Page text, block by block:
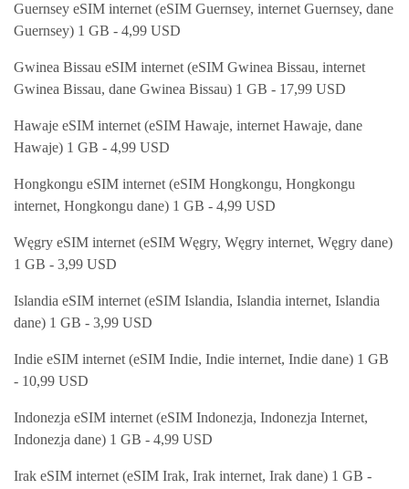
Guernsey eSIM internet (eSIM Guernsey, internet Guernsey, dane
Guernsey) 1 GB - 4,99 USD
Gwinea Bissau eSIM internet (eSIM Gwinea Bissau, internet
Gwinea Bissau, dane Gwinea Bissau) 1 GB - 17,99 USD
Hawaje eSIM internet (eSIM Hawaje, internet Hawaje, dane
Hawaje) 1 GB - 4,99 USD
Hongkongu eSIM internet (eSIM Hongkongu, Hongkongu
internet, Hongkongu dane) 1 GB - 4,99 USD
Węgry eSIM internet (eSIM Węgry, Węgry internet, Węgry dane)
1 GB - 3,99 USD
Islandia eSIM internet (eSIM Islandia, Islandia internet, Islandia
dane) 1 GB - 3,99 USD
Indie eSIM internet (eSIM Indie, Indie internet, Indie dane) 1 GB
- 10,99 USD
Indonezja eSIM internet (eSIM Indonezja, Indonezja Internet,
Indonezja dane) 1 GB - 4,99 USD
Irak eSIM internet (eSIM Irak, Irak internet, Irak dane) 1 GB -